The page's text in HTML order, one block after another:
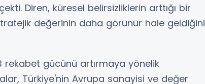
Diren, küresel belirsizliklerin arttığı bir
değerinin daha görünür hale geldiğini
rekabet gücünü artırmaya yönelik
Türkiye'nin Avrupa sanayisi ve değer